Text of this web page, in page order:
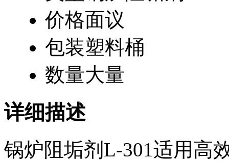
价格面议
包装塑料桶
数量大量
详细描述
锅炉阻垢剂L-301适用高